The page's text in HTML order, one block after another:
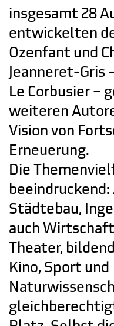
insgesamt 28
entwickelten
Ozenfant und
Jeanneret-Gris
Le Corbusier –
weiteren
Vision von
Erneuerung.
Die
Städtebau,
auch
Theater,
Kino, Sport und